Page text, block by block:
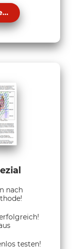
nach
testen!